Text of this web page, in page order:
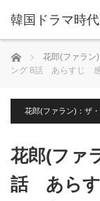
韓国ドラマ時
ホーム 花郎(ファラン
ング 8話 あらすじ
花郎(ファラン)：ザ
花郎(ファ
話 あら